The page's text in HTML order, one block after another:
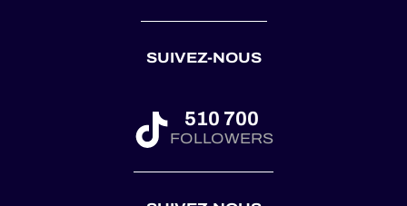
SUIVEZ-NOUS
510 700
FOLLOWERS